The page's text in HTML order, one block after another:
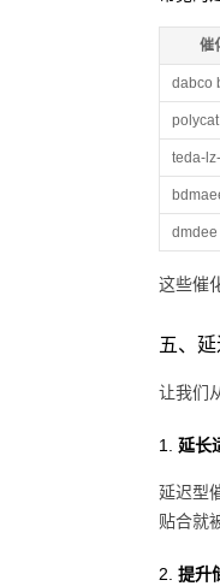
催
dabco
teda-
dmdee
这些催
五、
让我们
1. 延长
延迟型
贴合就
2. 提升